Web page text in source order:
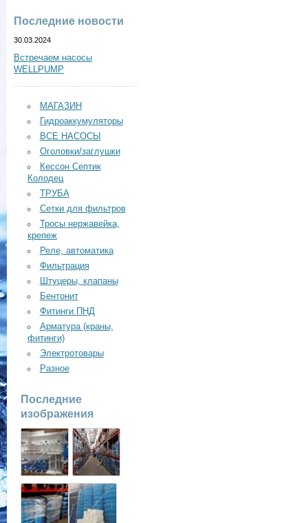
Последние новости
30.03.2024
Встречаем насосы
WELLPUMP
МАГАЗИН
Гидроаккумуляторы
ВСЕ НАСОСЫ
Оголовки/заглушки
Кессон Септик
Колодец
ТРУБА
Сетки для фильтров
Тросы нержавейка,
крепеж
Реле, автоматика
Фильтрация
Штуцеры, клапаны
Бентонит
Фитинги ПНД
Арматура (краны,
фитинги)
Электротовары
Разное
Последние
изображения